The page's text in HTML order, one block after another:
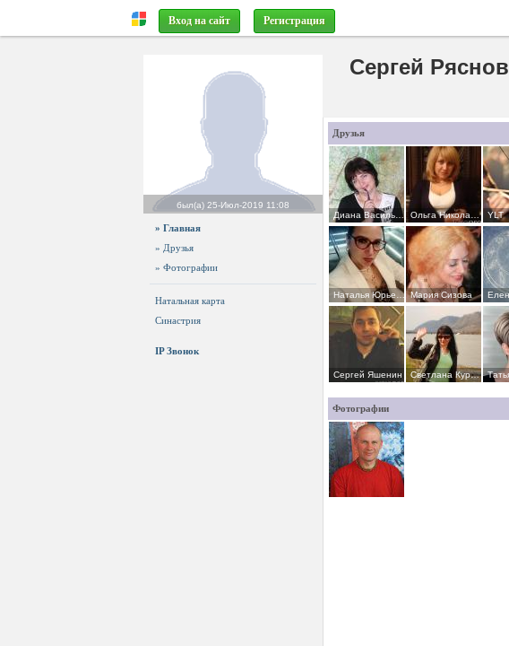
Вход на сайт Регистрация
Сергей Ряснов
был(а) 25-Июл-2019 11:08
» Главная
» Друзья
» Фотографии
Натальная карта
Синастрия
IP Звонок
Друзья
Диана Васильевна Мазур YLT
Наталья Юрьевна Семергей Мария Сизова
Сергей Яшенин Светлана Курникова
Фотографии